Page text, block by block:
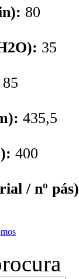
80
35
85
435,5
400
/ nº